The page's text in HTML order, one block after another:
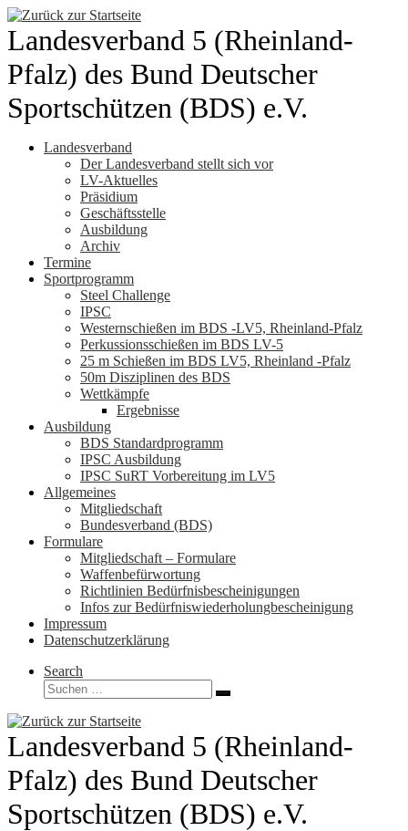
Zum
Inhalt
springen
Landesverband 5 (Rheinland-
Pfalz) des Bund Deutscher
Sportschützen (BDS) e.V.
Landesverband
Der Landesverband stellt sich vor
LV-Aktuelles
Präsidium
Geschäftsstelle
Ausbildung
Archiv
Termine
Sportprogramm
Steel Challenge
IPSC
Westernschießen im BDS -LV5, Rheinland-Pfalz
Perkussionsschießen im BDS LV-5
25 m Schießen im BDS LV5, Rheinland -Pfalz
50m Disziplinen des BDS
Wettkämpfe
Ergebnisse
Ausbildung
BDS Standardprogramm
IPSC Ausbildung
IPSC SuRT Vorbereitung im LV5
Allgemeines
Mitgliedschaft
Bundesverband (BDS)
Formulare
Mitgliedschaft – Formulare
Waffenbefürwortung
Richtlinien Bedürfnisbescheinigungen
Infos zur Bedürfniswiederholungbescheinigung
Impressum
Datenschutzerklärung
Search
Suche
Suchen …
Landesverband 5 (Rheinland-
Pfalz) des Bund Deutscher
Sportschützen (BDS) e.V.